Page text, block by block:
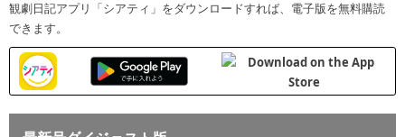
観劇日記アプリ「シアティ」をダウンロードすれば、電子版を無料購読
できます。